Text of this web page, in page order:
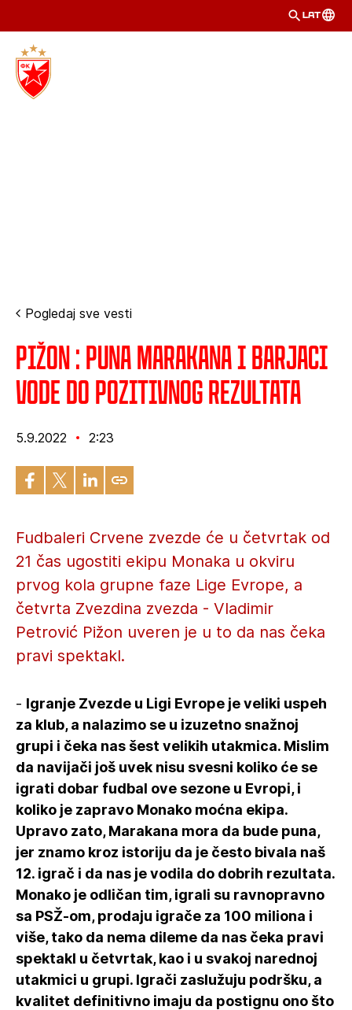
LAT
Pogledaj sve vesti
Pižon : Puna Marakana i barjaci
vode do pozitivnog rezultata
5.9.2022 2:23
Fudbaleri Crvene zvezde će u četvrtak od
21 čas ugostiti ekipu Monaka u okviru
prvog kola grupne faze Lige Evrope, a
četvrta Zvezdina zvezda - Vladimir
Petrović Pižon uveren je u to da nas čeka
pravi spektakl.
- Igranje Zvezde u Ligi Evrope je veliki uspeh
za klub, a nalazimo se u izuzetno snažnoj
grupi i čeka nas šest velikih utakmica. Mislim
da navijači još uvek nisu svesni koliko će se
igrati dobar fudbal ove sezone u Evropi, i
koliko je zapravo Monako moćna ekipa.
Upravo zato, Marakana mora da bude puna,
jer znamo kroz istoriju da je često bivala naš
12. igrač i da nas je vodila do dobrih rezultata.
Monako je odličan tim, igrali su ravnopravno
sa PSŽ-om, prodaju igrače za 100 miliona i
više, tako da nema dileme da nas čeka pravi
spektakl u četvrtak, kao i u svakoj narednoj
utakmici u grupi. Igrači zaslužuju podršku, a
kvalitet definitivno imaju da postignu ono što